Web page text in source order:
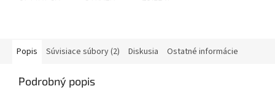
Popis Súvisiace súbory (2) Diskusia Ostatné informácie
Podrobný popis